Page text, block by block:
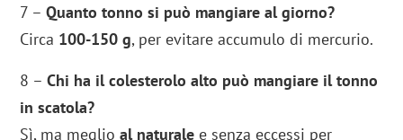
7 –Quanto tonno si può mangiare al giorno?
Circa 100-150 g, per evitare accumulo di mercurio.
8 –Chi ha il colesterolo alto può mangiare il tonno
in scatola?
Sì, ma meglioal naturale e senza eccessi per